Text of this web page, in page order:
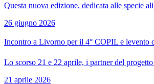
Questa nuova edizione, dedicata alle specie
26 giugno 2026
Incontro a Livorno per il 4° COPIL e levento
Lo scorso 21 e 22 aprile, i partner del
21 aprile 2026